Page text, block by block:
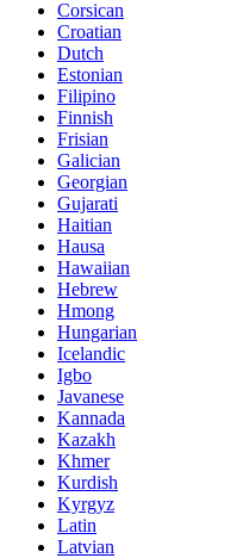
Corsican
Croatian
Dutch
Estonian
Filipino
Finnish
Frisian
Galician
Georgian
Gujarati
Haitian
Hausa
Hawaiian
Hebrew
Hmong
Hungarian
Icelandic
Igbo
Javanese
Kannada
Kazakh
Khmer
Kurdish
Kyrgyz
Latin
Latvian